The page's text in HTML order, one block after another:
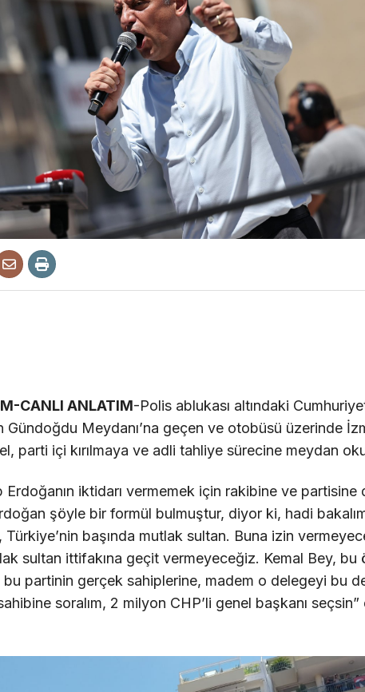
CANLI ANLATIM-Polis ablukası altındaki
Gündoğdu Meydanı’na geçen ve otobüsü üzerinde
parti içi kırılmaya ve adli tahliye sürecine meydan
iktidarı vermemek için rakibine ve partisine
şöyle bir formül bulmuştur, diyor ki, hadi
Türkiye’nin başında mutlak sultan. Buna izin
sultan ittifakına geçit vermeyeceğiz. Kemal Bey, bu
partinin gerçek sahiplerine, madem o delegeyi bu
soralım, 2 milyon CHP’li genel başkanı seçsin”